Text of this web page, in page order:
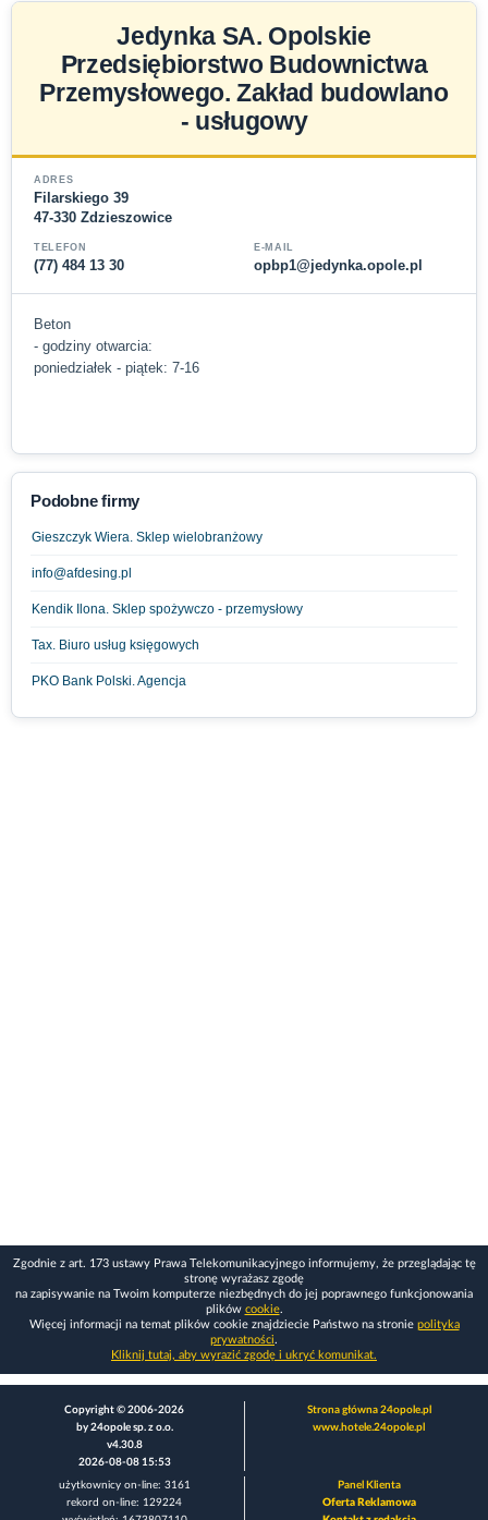
Jedynka SA. Opolskie
Przedsiębiorstwo Budownictwa
Przemysłowego. Zakład budowlano
- usługowy
ADRES
Filarskiego 39
47-330 Zdzieszowice
TELEFON
(77) 484 13 30
E-MAIL
opbp1@jedynka.opole.pl
Beton
- godziny otwarcia:
poniedziałek - piątek: 7-16
Podobne firmy
Gieszczyk Wiera. Sklep wielobranżowy
info@afdesing.pl
Kendik Ilona. Sklep spożywczo - przemysłowy
Tax. Biuro usług księgowych
PKO Bank Polski. Agencja
Zgodnie z art. 173 ustawy Prawa Telekomunikacyjnego informujemy, że przeglądając tę
stronę wyrażasz zgodę
na zapisywanie na Twoim komputerze niezbędnych do jej poprawnego funkcjonowania
plików cookie.
Więcej informacji na temat plików cookie znajdziecie Państwo na stronie polityka
prywatności.
Kliknij tutaj, aby wyrazić zgodę i ukryć komunikat.
Copyright © 2006-2026
by 24opole sp. z o.o.
v4.30.8
2026-08-08 15:53
Strona główna 24opole.pl
www.hotele.24opole.pl
użytkownicy on-line: 3161
rekord on-line: 129224
Panel Klienta
Oferta Reklamowa